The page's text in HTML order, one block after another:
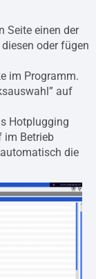
Seite einen der
oder fügen
im Programm.
auf
Hotplugging
im Betrieb
die